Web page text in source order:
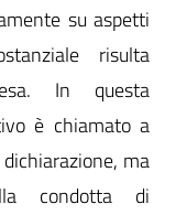
su aspetti
risulta
In questa
è chiamato a
ma
condotta di